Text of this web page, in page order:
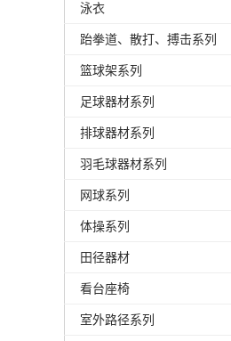
泳衣
跆拳道、散打、搏击系列
篮球架系列
足球器材系列
排球器材系列
羽毛球器材系列
网球系列
体操系列
田径器材
看台座椅
室外路径系列